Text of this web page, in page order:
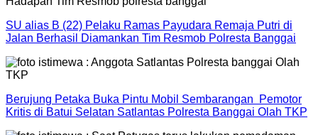
SU alias B (22) Pelaku Ramas Payudara Remaja Putri di
Jalan Berhasil Diamankan Tim Resmob Polresta Banggai
Berujung Petaka Buka Pintu Mobil Sembarangan Pemotor
Kritis di Batui Selatan Satlantas Polresta Banggai Olah TKP